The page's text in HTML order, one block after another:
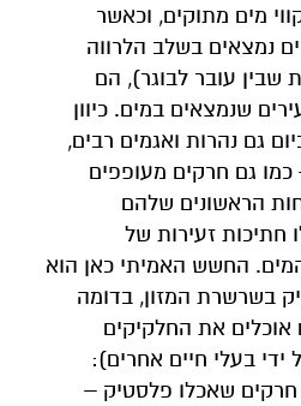
מים מתוקים, וכאשר
נמצאים בשלב הלרווה
עובר לבוגר), הם
שנמצאים במים. כיוון
גם נהרות ואגמים רבים,
גם חרקים מעופפים
הראשונים שלהם
חתיכות זעירות של
החשש האמיתי כאן הוא
בשרשרת המזון, בדומה
את החלקיקים
ידי בעלי חיים אחרים):
חרקים שאכלו פלסטיק –